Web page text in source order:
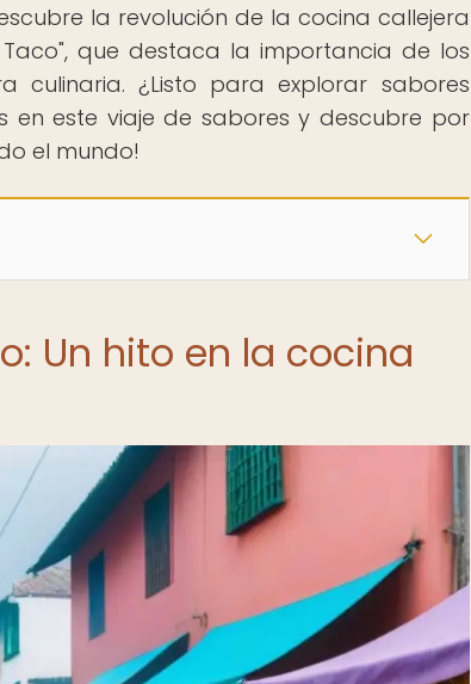
la revolución de la cocina callejera
que destaca la importancia de los
culinaria. ¿Listo para explorar sabores
en este viaje de sabores y descubre por
el mundo!
Un hito en la cocina